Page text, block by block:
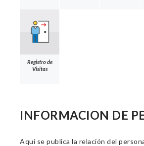
Registro de
Visitas
INFORMACION DE
Aquí se publica la relación del